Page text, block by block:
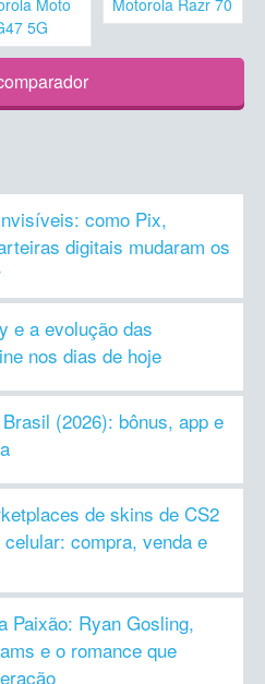
5G
como Pix,
digitais mudaram os
e a evolução das
nos dias de hoje
(2026): bônus, app e
de skins de CS2
compra, venda e
Paixão: Ryan Gosling,
e o romance que